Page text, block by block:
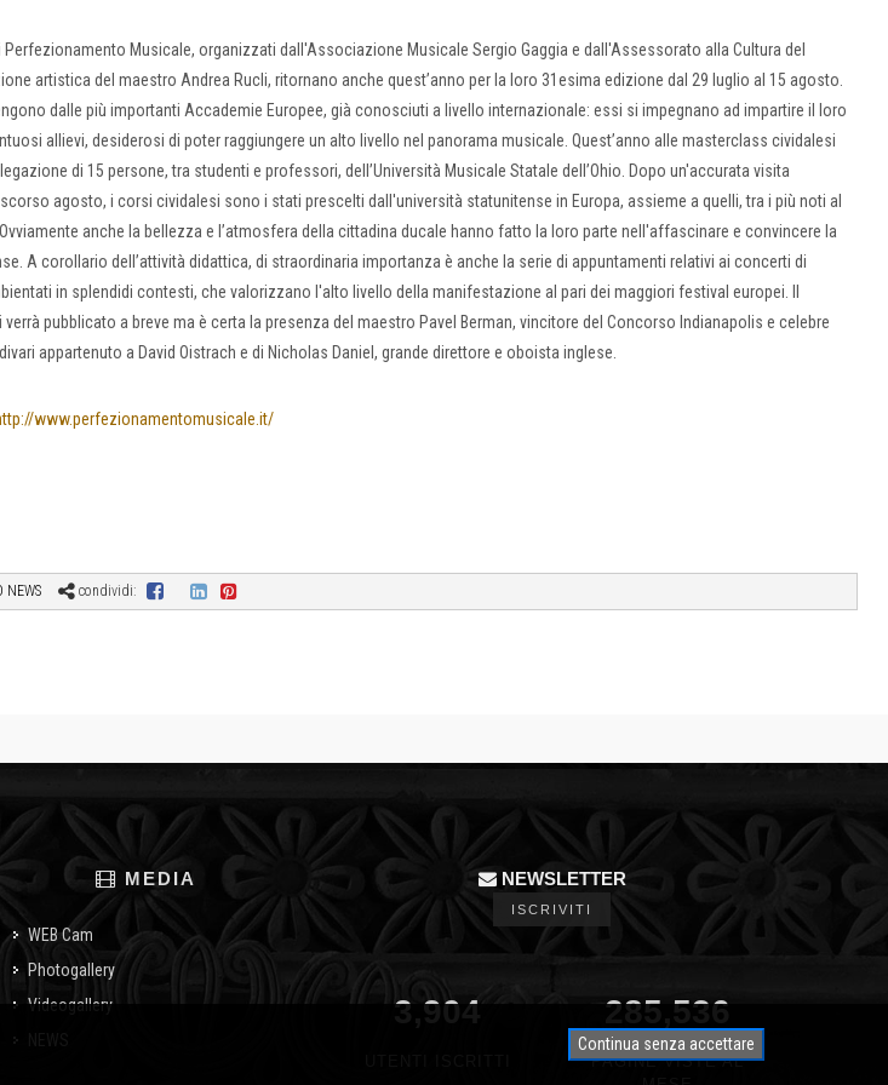
Perfezionamento Musicale, organizzati dall'Associazione Musicale Sergio Gaggia e dall'Assessorato alla Cultura del
artistica del maestro Andrea Rucli, ritornano anche quest’anno per la loro 31esima edizione dal 29 luglio al 15 agosto.
dalle più importanti Accademie Europee, già conosciuti a livello internazionale: essi si impegnano ad impartire il loro
allievi, desiderosi di poter raggiungere un alto livello nel panorama musicale. Quest’anno alle masterclass cividalesi
di 15 persone, tra studenti e professori, dell’Università Musicale Statale dell’Ohio. Dopo un'accurata visita
agosto, i corsi cividalesi sono i stati prescelti dall'università statunitense in Europa, assieme a quelli, tra i più noti al
anche la bellezza e l’atmosfera della cittadina ducale hanno fatto la loro parte nell'affascinare e convincere la
A corollario dell’attività didattica, di straordinaria importanza è anche la serie di appuntamenti relativi ai concerti di
in splendidi contesti, che valorizzano l'alto livello della manifestazione al pari dei maggiori festival europei. Il
pubblicato a breve ma è certa la presenza del maestro Pavel Berman, vincitore del Concorso Indianapolis e celebre
appartenuto a David Oistrach e di Nicholas Daniel, grande direttore e oboista inglese.
www.perfezionamentomusicale.it/
NEWS condividi:
MEDIA
WEB Cam
Photogallery
Videogallery
NEWSLETTER
ISCRIVITI
3,904 340,791
PAGINE VISTE AL
Continua senza accettare